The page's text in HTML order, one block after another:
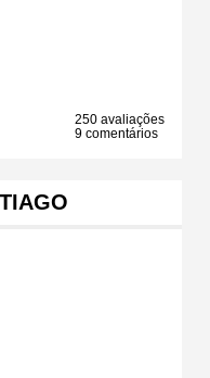
250 avaliações
9 comentários